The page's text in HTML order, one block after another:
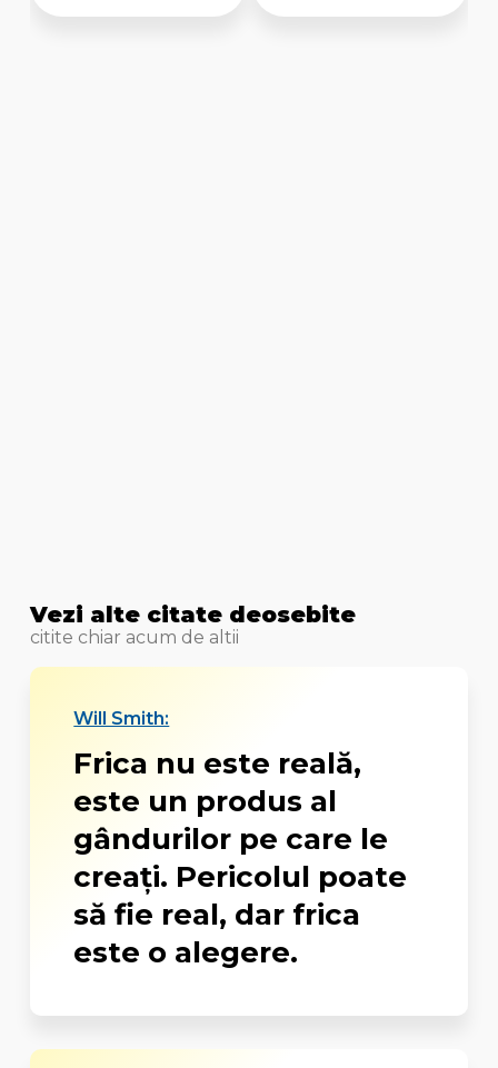
Vezi alte citate deosebite
citite chiar acum de altii
Will Smith:
Frica nu este reală,
este un produs al
gândurilor pe care le
creaţi. Pericolul poate
să fie real, dar frica
este o alegere.